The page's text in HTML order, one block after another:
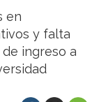
en
y falta
ingreso a